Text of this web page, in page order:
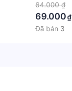
ống Date
64.000 ₫
69.000₫
Đã bán 3